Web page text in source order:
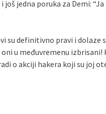
jedna poruka za Demi:
su definitivno pravi i dolaze
u međuvremenu izbrisani!
o akciji hakera koji su joj